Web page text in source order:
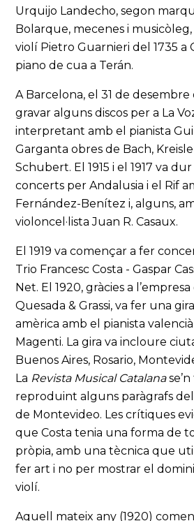
Urquijo Landecho, segon
Bolarque, mecenes i
violí Pietro Guarnieri del 1735 a
piano de cua a Terán.
A Barcelona, el 31 de desembre
gravar alguns discos per a La
interpretant amb el pianista
Garganta obres de Bach,
Schubert. El 1915 i el 1917 va
concerts per Andalusia i el Rif
Fernández-Benítez i, alguns,
violoncel·lista Juan R. Casaux.
El 1919 va començar a fer
Trio Francesc Costa - Gaspar
Net. El 1920, gràcies a
Quesada & Grassi, va fer una
amèrica amb el pianista
Magenti. La gira va incloure
Buenos Aires, Rosario,
La Revista Musical Catalana
reproduint alguns paràgrafs
de Montevideo. Les crítiques
que Costa tenia una forma de
pròpia, amb una tècnica que
fer art i no per mostrar el
violí.
Aquell mateix any (1920)